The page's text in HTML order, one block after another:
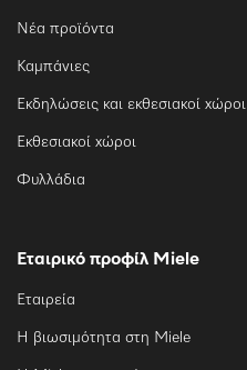
Νέα προϊόντα
Καμπάνιες
Εκδηλώσεις και εκθεσιακοί χώροι
Εκθεσιακοί χώροι
Φυλλάδια
Εταιρικό προφίλ Miele
Εταιρεία
Η βιωσιμότητα στη Miele